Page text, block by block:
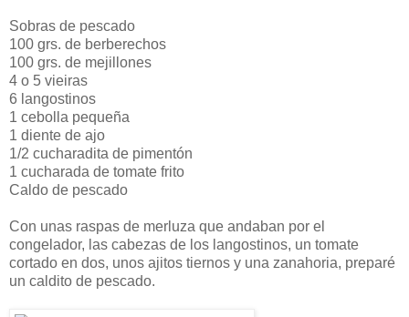
Sobras de pescado
100 grs. de berberechos
100 grs. de mejillones
4 o 5 vieiras
6 langostinos
1 cebolla pequeña
1 diente de ajo
1/2 cucharadita de pimentón
1 cucharada de tomate frito
Caldo de pescado
Con unas raspas de merluza que andaban por el
congelador, las cabezas de los langostinos, un tomate
cortado en dos, unos ajitos tiernos y una zanahoria, preparé
un caldito de pescado.